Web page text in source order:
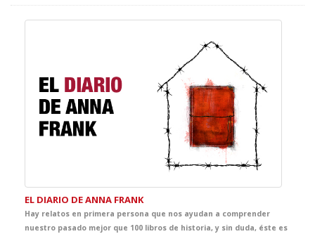
EL DIARIO DE ANNA FRANK
Hay relatos en primera persona que nos ayudan a comprender
nuestro pasado mejor que 100 libros de historia, y sin duda, éste es